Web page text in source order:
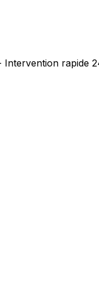
Intervention rapide